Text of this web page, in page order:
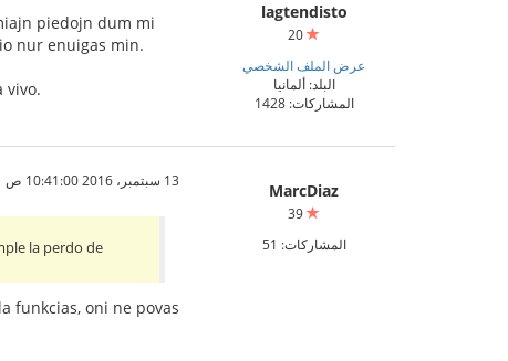
lagtendisto
عرض الملف الشخصي
البلد: ألمانيا
المشاركات: 1428
piedojn dum mi
nur enuigas min.
vivo.
MarcDiaz
المشاركات: 51
13 سبتمبر، 2016 10:41:00 ص
la perdo de
funkcias, oni ne povas